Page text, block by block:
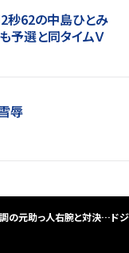
秒62の中島ひとみ
予選と同タイムＶ
辱
の元助っ人右腕と対決…ド